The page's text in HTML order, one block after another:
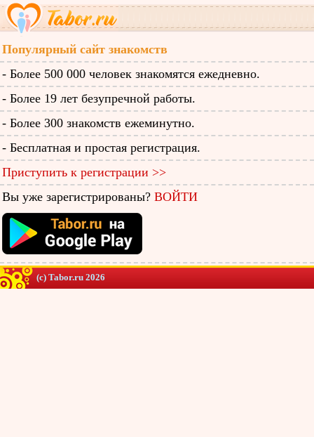
Популярный сайт знакомств
- Более 500 000 человек знакомятся ежедневно.
- Более 19 лет безупречной работы.
- Более 300 знакомств ежеминутно.
- Бесплатная и простая регистрация.
Приступить к регистрации >>
Вы уже зарегистрированы? ВОЙТИ
(c) Tabor.ru 2026